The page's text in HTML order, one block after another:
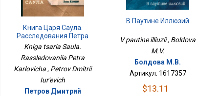
Книга Царя Саула.
Расследования Петра
Карловича
Kniga tsaria Saula.
Rassledovaniia Petra
Karlovicha , Petrov Dmitrii
Iur'evich
Петров Дмитрий
В Паутине Иллюзий
V pautine illiuzii , Boldova
M.V.
Болдова М.В.
Артикул: 1617357
$13.11